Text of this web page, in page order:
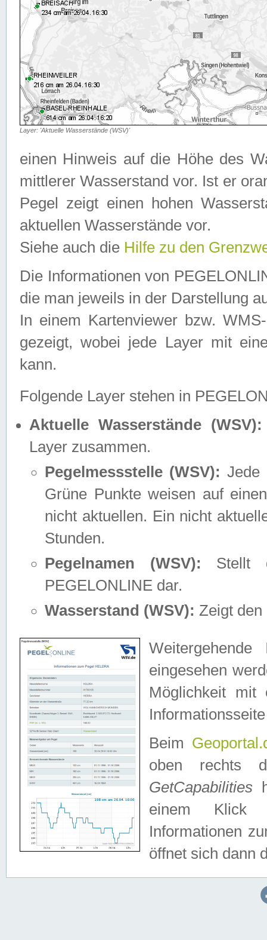
Layer: 'Aktuelle Wasserstände (WSV)'
einen Hinweis auf die Höhe des
mittlerer Wasserstand vor. Ist er
Pegel zeigt einen hohen
aktuellen Wasserstände vor.
Siehe auch die Hilfe zu den
Die Informationen von
die man jeweils in der Darstellung
In einem Kartenviewer bzw.
gezeigt, wobei jede Layer mit
kann.
Folgende Layer stehen in
Aktuelle Wasserstände (WSV):
Layer zusammen.
Pegelmessstelle (WSV): Jede
Grüne Punkte weisen auf
nicht aktuellen. Ein nicht
Stunden.
Pegelnamen (WSV): Stellt
PEGELONLINE dar.
Wasserstand (WSV): Zeigt den
eingesehen
Möglichkeit mit
Beim
oben rechts
GetCapabilities
einem Klick
Informationen
öffnet sich dann